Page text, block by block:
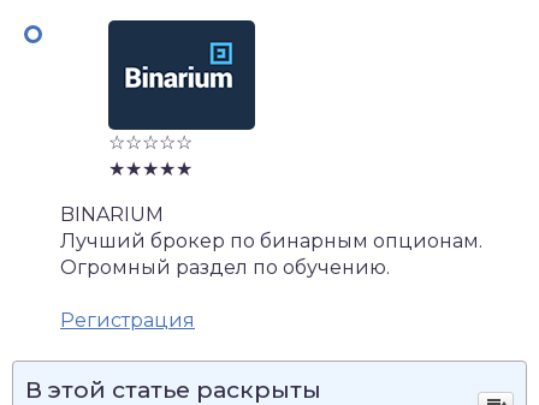
☆☆☆☆☆
★★★★★
BINARIUM
Лучший брокер по бинарным опционам.
Огромный раздел по обучению.
Регистрация
В этой статье раскрыты